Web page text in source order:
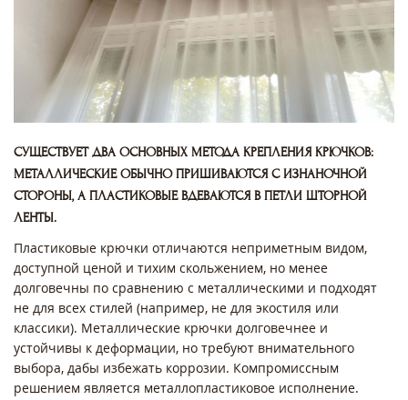
СУЩЕСТВУЕТ ДВА ОСНОВНЫХ МЕТОДА КРЕПЛЕНИЯ КРЮЧКОВ:
МЕТАЛЛИЧЕСКИЕ ОБЫЧНО ПРИШИВАЮТСЯ С ИЗНАНОЧНОЙ
СТОРОНЫ, А ПЛАСТИКОВЫЕ ВДЕВАЮТСЯ В ПЕТЛИ ШТОРНОЙ
ЛЕНТЫ.
Пластиковые крючки отличаются неприметным видом,
доступной ценой и тихим скольжением, но менее
долговечны по сравнению с металлическими и подходят
не для всех стилей (например, не для экостиля или
классики). Металлические крючки долговечнее и
устойчивы к деформации, но требуют внимательного
выбора, дабы избежать коррозии. Компромиссным
решением является металлопластиковое исполнение.